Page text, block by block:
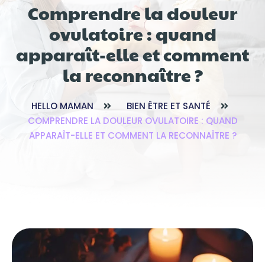
Comprendre la douleur
ovulatoire : quand
apparaît-elle et comment
la reconnaître ?
HELLO MAMAN
BIEN ÊTRE ET SANTÉ
COMPRENDRE LA DOULEUR OVULATOIRE : QUAND
APPARAÎT-ELLE ET COMMENT LA RECONNAÎTRE ?